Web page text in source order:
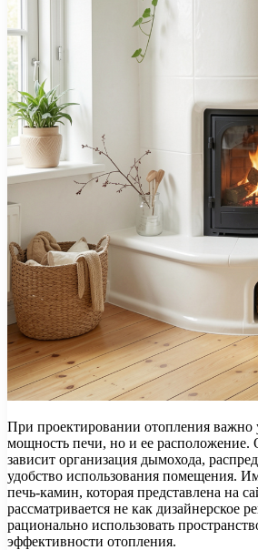
При проектировании отопления важно
мощность печи, но и ее расположение.
зависит организация дымохода,
удобство использования помещения.
печь-камин, которая представлена на
рассматривается не как дизайнерское
рационально использовать
эффективности отопления.